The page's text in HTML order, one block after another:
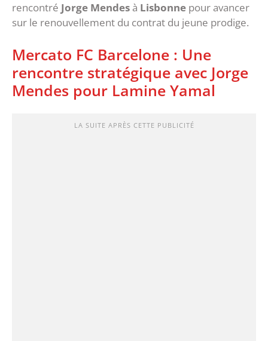
rencontré Jorge Mendesà Lisbonne pour avancer
sur le renouvellement du contrat du jeune prodige.
Mercato FC Barcelone : Une
rencontre stratégique avec Jorge
Mendes pour Lamine Yamal
LA SUITE APRÈS CETTE PUBLICITÉ